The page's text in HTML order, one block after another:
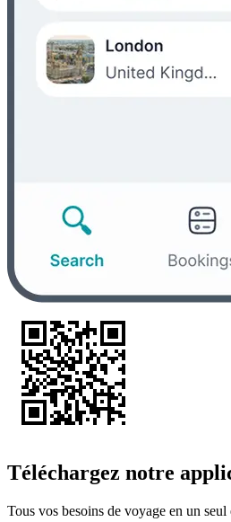
Téléchargez notre
Tous vos besoins de voyage en un seul